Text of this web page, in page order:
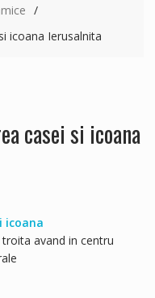
icoana Ierusalnita
casei si icoana
icoana
avand in centru